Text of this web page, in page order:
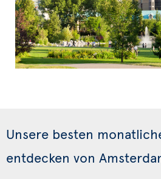
Unsere besten
entdecken von